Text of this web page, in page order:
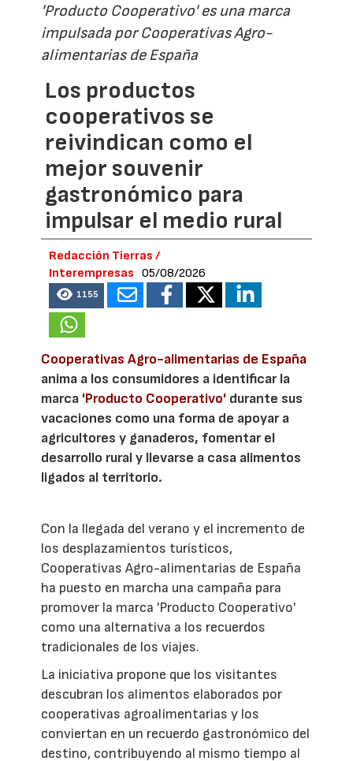
'Producto Cooperativo' es una marca
impulsada por Cooperativas Agro-
alimentarias de España
Los productos
cooperativos se
reivindican como el
mejor souvenir
gastronómico para
impulsar el medio rural
Redacción Tierras /
Interempresas
05/08/2026
1155
Cooperativas Agro-alimentarias de España
anima a los consumidores a identificar la
marca 'Producto Cooperativo' durante sus
vacaciones como una forma de apoyar a
agricultores y ganaderos, fomentar el
desarrollo rural y llevarse a casa alimentos
ligados al territorio.
Con la llegada del verano y el incremento de
los desplazamientos turísticos,
Cooperativas Agro-alimentarias de España
ha puesto en marcha una campaña para
promover la marca 'Producto Cooperativo'
como una alternativa a los recuerdos
tradicionales de los viajes.
La iniciativa propone que los visitantes
descubran los alimentos elaborados por
cooperativas agroalimentarias y los
conviertan en un recuerdo gastronómico del
destino, contribuyendo al mismo tiempo al